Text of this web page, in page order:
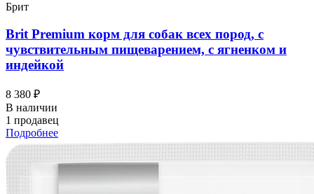
Брит
Brit Premium корм для собак всех пород, с
чувствительным пищеварением, с ягненком и
индейкой
8 380 ₽
В наличии
1 продавец
Подробнее